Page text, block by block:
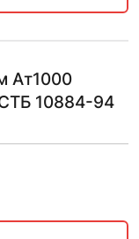
Ат1000
10884-94